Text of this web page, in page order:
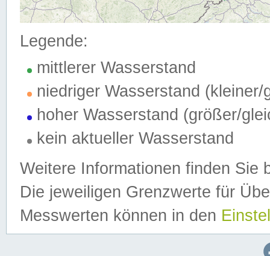
Legende:
mittlerer Wasserstand
niedriger Wasserstand (kleiner/
hoher Wasserstand (größer/
kein aktueller Wasserstand
Weitere Informationen finden Sie
Die jeweiligen Grenzwerte für
Messwerten können in den